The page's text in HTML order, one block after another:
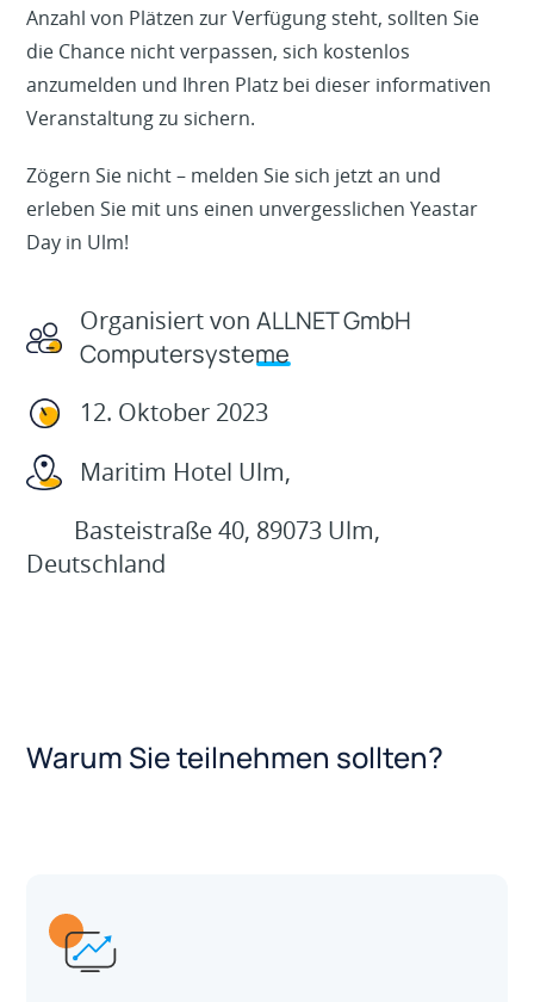
Anzahl von Plätzen zur Verfügung steht, sollten Sie
die Chance nicht verpassen, sich kostenlos
anzumelden und Ihren Platz bei dieser informativen
Veranstaltung zu sichern.
Zögern Sie nicht – melden Sie sich jetzt an und
erleben Sie mit uns einen unvergesslichen Yeastar
Day in Ulm!
Organisiert vonALLNET GmbH
Computersysteme
12. Oktober 2023
Maritim Hotel Ulm,
Basteistraße 40, 89073 Ulm,
Deutschland
Warum Sie teilnehmen sollten?